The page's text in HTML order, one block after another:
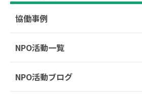
協働事例
NPO活動一覧
NPO活動ブログ